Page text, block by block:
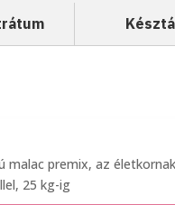
malac premix, az életkornak
25 kg-ig